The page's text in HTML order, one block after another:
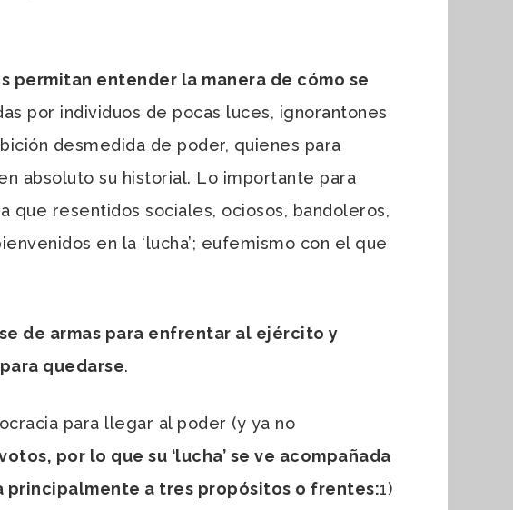
permitan entender la manera de cómo se
por individuos de pocas luces, ignorantones
desmedida de poder, quienes para
absoluto su historial. Lo importante para
que resentidos sociales, ociosos, bandoleros,
en la ‘lucha’; eufemismo con el que
de armas para enfrentar al ejército y
quedarse.
para llegar al poder (y ya no
por lo que su ‘lucha’ se ve acompañada
a tres propósitos o frentes:1)